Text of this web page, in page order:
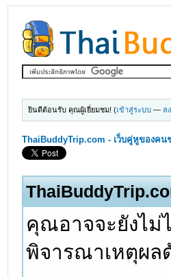
ยินดีต้อนรับ คุณผู้เยี่ยมชม! (เข้าสู่ระบบ — ล
ThaiBuddyTrip.com - เว็บคู่หูของคน
คุณอาจจะยังไม่
พิจารณาเหตุผล